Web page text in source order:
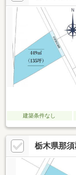
建築条件なし
栃木県那